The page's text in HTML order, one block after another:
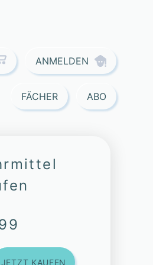
ANMELDEN
FÄCHER ABO
JETZT KAUFEN